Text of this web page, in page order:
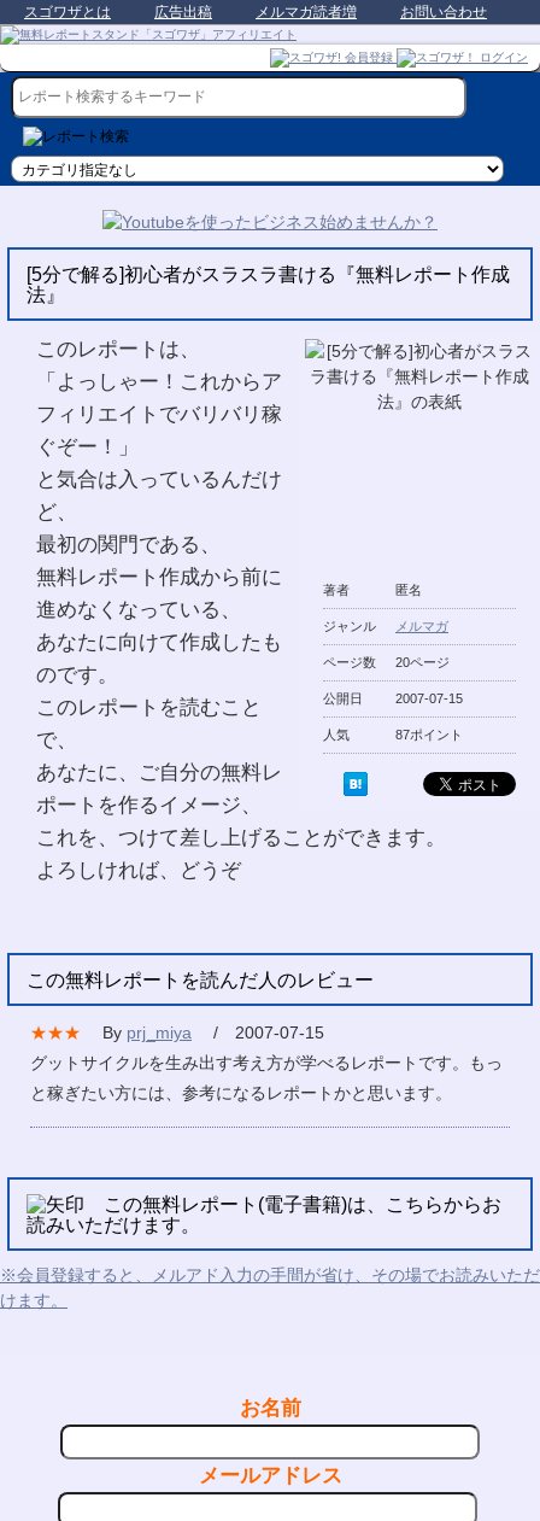
スゴワザとは 広告出稿 メルマガ読者増 お問い合わせ
[5分で解る]初心者がスラスラ書ける『無料レポート作成
法』
著者 匿名
ジャンル メルマガ
ページ数 20ページ
公開日 2007-07-15
人気 87ポイント
このレポートは、
「よっしゃー！これからア
フィリエイトでバリバリ稼
ぐぞー！」
と気合は入っているんだけ
ど、
最初の関門である、
無料レポート作成から前に
進めなくなっている、
あなたに向けて作成したも
のです。
このレポートを読むこと
で、
あなたに、ご自分の無料レ
ポートを作るイメージ、
これを、つけて差し上げることができます。
よろしければ、どうぞ
この無料レポートを読んだ人のレビュー
★★★ By prj_miya
/ 2007-07-15
グットサイクルを生み出す考え方が学べるレポートです。もっ
と稼ぎたい方には、参考になるレポートかと思います。
この無料レポート(電子書籍)は、こちらからお
読みいただけます。
※会員登録すると、メルアド入力の手間が省け、その場でお読みいただ
けます。
お名前
メールアドレス